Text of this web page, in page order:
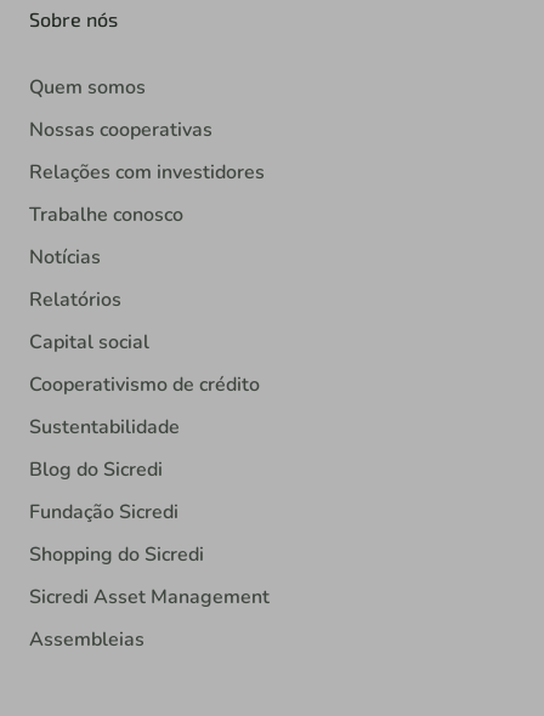
Sobre nós
Quem somos
Nossas cooperativas
Relações com investidores
Trabalhe conosco
Notícias
Relatórios
Capital social
Cooperativismo de crédito
Sustentabilidade
Blog do Sicredi
Fundação Sicredi
Shopping do Sicredi
Sicredi Asset Management
Assembleias